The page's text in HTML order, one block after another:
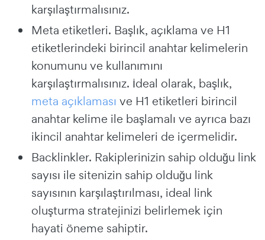
karşılaştırmalısınız.
Meta etiketleri. Başlık, açıklama ve H1
etiketlerindeki birincil anahtar kelimelerin
konumunu ve kullanımını
karşılaştırmalısınız. İdeal olarak, başlık,
meta açıklaması ve H1 etiketleri birincil
anahtar kelime ile başlamalı ve ayrıca bazı
ikincil anahtar kelimeleri de içermelidir.
Backlinkler. Rakiplerinizin sahip olduğu link
sayısı ile sitenizin sahip olduğu link
sayısının karşılaştırılması, ideal link
oluşturma stratejinizi belirlemek için
hayati öneme sahiptir.